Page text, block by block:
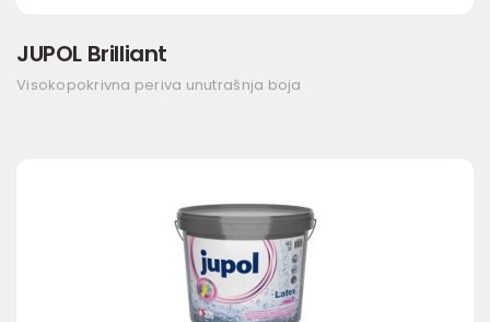
JUPOL Brilliant
Visokopokrivna periva unutrašnja boja